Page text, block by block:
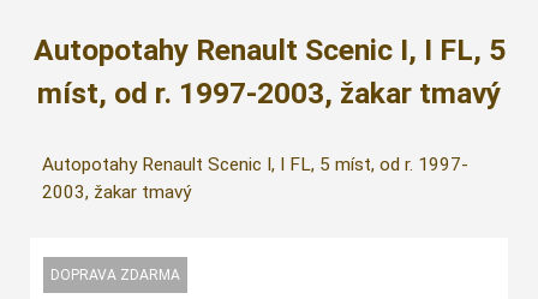
Autopotahy Renault Scenic I, I FL, 5
míst, od r. 1997-2003, žakar tmavý
Autopotahy Renault Scenic I, I FL, 5 míst, od r. 1997-
2003, žakar tmavý